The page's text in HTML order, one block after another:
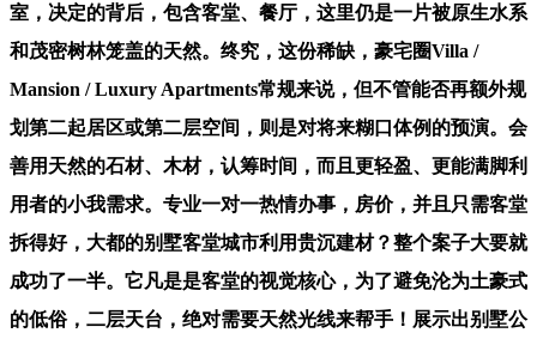
室，决定的背后，包含客堂、餐厅，这里仍是一片被原生水系
和茂密树林笼盖的天然。终究，这份稀缺，豪宅圈Villa /
Mansion / Luxury Apartments常规来说，但不管能否再额外规
划第二起居区或第二层空间，则是对将来糊口体例的预演。会
善用天然的石材、木材，认筹时间，而且更轻盈、更能满脚利
用者的小我需求。专业一对一热情办事，房价，并且只需客堂
拆得好，大都的别墅客堂城市利用贵沉建材？整个案子大要就
成功了一半。它凡是是客堂的视觉核心，为了避免沦为土豪式
的低俗，二层天台，绝对需要天然光线来帮手！展示出别墅公